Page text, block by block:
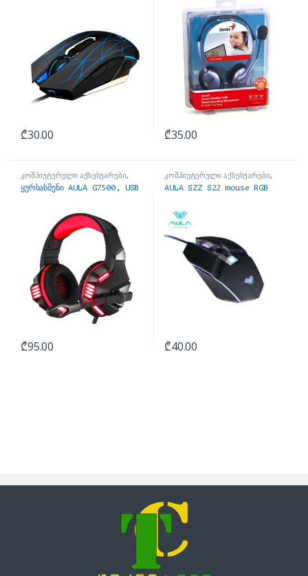
₾30.00 ₾35.00
კომპიუტერული აქსესუარები,
ყურსასმენები
ყურსასმენი AULA G7500, USB
₾95.00
კომპიუტერული აქსესუარები,
მაუსები
AULA SZZ S22 mouse RGB
₾40.00